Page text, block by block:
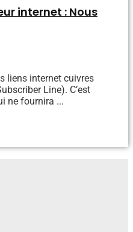
internet : Nous
liens internet cuivres
Line). C’est
ne fournira ...